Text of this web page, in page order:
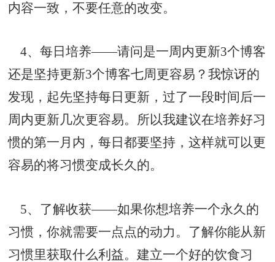
内容一致，不要任意的改变。
4、每日培养——请问是一周内更新3个博客
还是坚持更新3个博客七周更容易？我惊讶的
发现，起先坚持每日更新，过了一段时间后一
周内更新几次更容易。所以我建议在培养好习
惯的第一月内，每日都要坚持，这样就可以更
容易的将习惯变成长久的。
5、了解收获——如果你想培养一个永久的
习惯，你就需要一点点的动力。了解你能从新
习惯里获取什么利益。建立一个好的饮食习